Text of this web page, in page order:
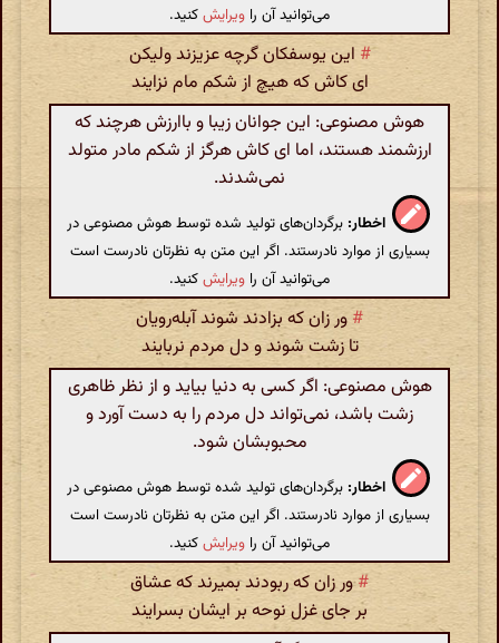
می‌توانید آن را ویرایشکنید.
# این یوسفکان گرچه عزیزند ولیکن
ای کاش که هیچ از شکم مام نزایند
هوش مصنوعی: این جوانان زیبا و باارزش هرچند که
ارزشمند هستند، اما ای کاش هرگز از شکم مادر متولد
نمی‌شدند.
اخطار: برگردان‌های تولید شده توسط هوش مصنوعی در
بسیاری از موارد نادرستند. اگر این متن به نظرتان نادرست است
می‌توانید آن را ویرایشکنید.
# ور زان که بزادند شوند آبله‌رویان
تا زشت شوند و دل مردم نربایند
هوش مصنوعی: اگر کسی به دنیا بیاید و از نظر ظاهری
زشت باشد، نمی‌تواند دل مردم را به دست آورد و
محبوبشان شود.
اخطار: برگردان‌های تولید شده توسط هوش مصنوعی در
بسیاری از موارد نادرستند. اگر این متن به نظرتان نادرست است
می‌توانید آن را ویرایشکنید.
#ور زان که ربودند بمیرند که عشاق
بر جای‌ غزل‌ نوحه بر ایشان‌ بسرایند